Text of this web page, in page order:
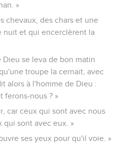
»
chevaux, des chars et une
nuit et qui encerclèrent la
se leva de bon matin
troupe la cernait, avec
alors à l'homme de Dieu :
ferons-nous ? »
car ceux qui sont avec nous
qui sont avec eux. »
ses yeux pour qu'il voie. »